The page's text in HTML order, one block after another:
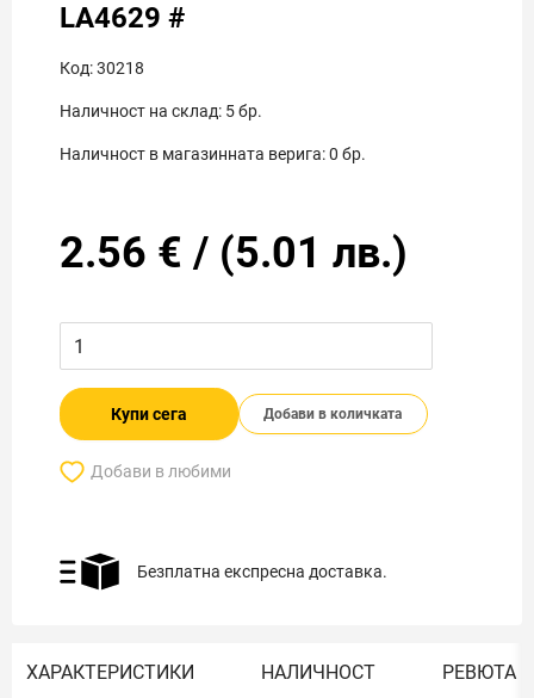
LA4629 #
Код:30218
Наличност на склад: 5бр.
Наличност в магазинната верига:0 бр.
2.56 € / (5.01 лв.)
Купи сега Добави в количката
Добави в любими
Безплатна експресна доставка.
ХАРАКТЕРИСТИКИ НАЛИЧНОСТ РЕВЮТА